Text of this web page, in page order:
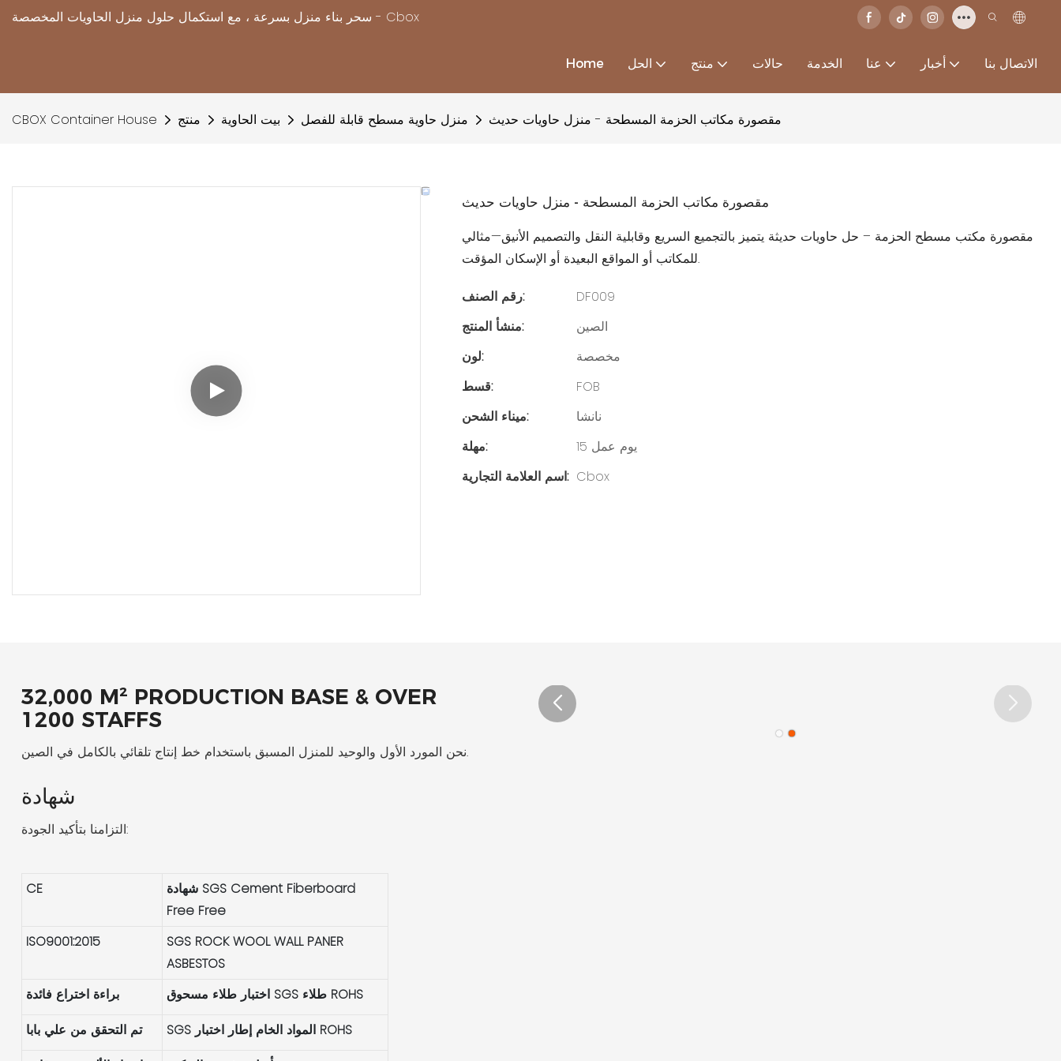
سحر بناء منزل بسرعة ، مع استكمال حلول منزل الحاويات المخصصة - Cbox
Home الحل منتج حالات الخدمة عنا أخبار الاتصال بنا
CBOX Container House منتج بيت الحاوية منزل حاوية مسطح قابلة للفصل مقصورة مكاتب الحزمة المسطحة - منزل حاويات حديث
مقصورة مكاتب الحزمة المسطحة - منزل حاويات حديث
مقصورة مكتب مسطح الحزمة – حل حاويات حديثة يتميز بالتجميع السريع وقابلية النقل والتصميم الأنيق—مثالي
للمكاتب أو المواقع البعيدة أو الإسكان المؤقت.
رقم الصنف:
DF009
منشأ المنتج:
الصين
لون:
مخصصة
قسط:
FOB
ميناء الشحن:
نانشا
مهلة:
15 يوم عمل
اسم العلامة التجارية: Cbox
32,000 M² PRODUCTION BASE & OVER
1200 STAFFS
نحن المورد الأول والوحيد للمنزل المسبق باستخدام خط إنتاج تلقائي بالكامل في الصين.
شهادة
التزامنا بتأكيد الجودة:
CE
شهادة SGS Cement Fiberboard
Free Free
ISO9001:2015
SGS ROCK WOOL WALL PANER
ASBESTOS
براءة اختراع فائدة
اختبار طلاء مسحوق SGS طلاء ROHS
تم التحقق من علي بابا
SGS المواد الخام إطار اختبار ROHS